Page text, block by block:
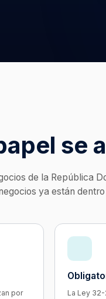
se
de la República
ya están
por
La Ley